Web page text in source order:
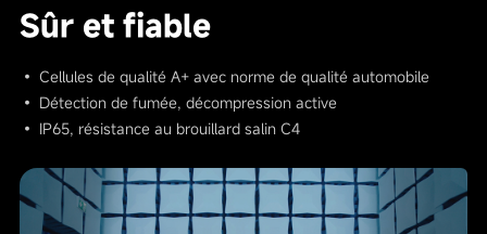
Sûr et fiable
• Cellules de qualité A+ avec norme de qualité automobile
• Détection de fumée, décompression active
• IP65, résistance au brouillard salin C4